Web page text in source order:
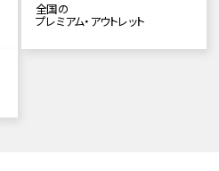
全国の
プレミアム・アウトレット